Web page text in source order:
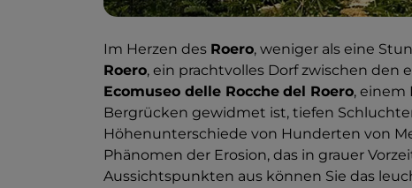
Im Herzen des Roero, weniger als eine
Roero, ein prachtvolles Dorf zwischen den
Ecomuseo delle Rocche del Roero, einem
Bergrücken gewidmet ist, tiefen
Höhenunterschiede von Hunderten von
Phänomen der Erosion, das in grauer
Aussichtspunkten aus können Sie das